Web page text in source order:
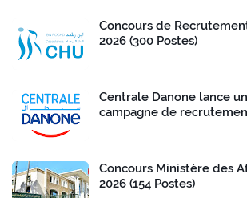
Concours de
2026 (300 Postes)
Centrale Danone lance
campagne de
Concours Ministère des
2026 (154 Postes)